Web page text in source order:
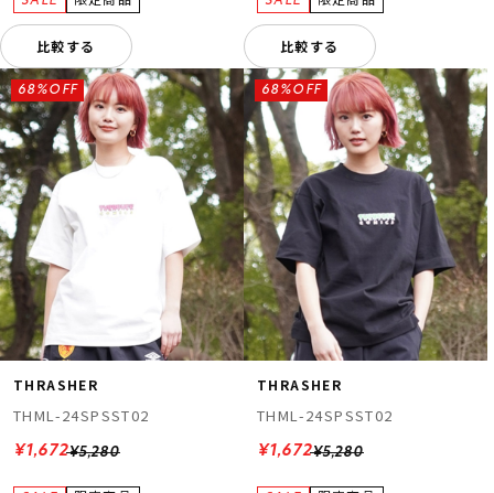
比較する 比較する
THRASHER
THML-24SPSST02
¥5,280
68%OFF
¥1,672
THRASHER
THML-24SPSST02
¥5,280
68%OFF
¥1,672